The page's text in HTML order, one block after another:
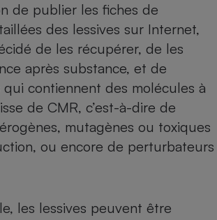
de publier les fiches de
des lessives sur Internet,
de les récupérer, de les
après substance, et de
qui contiennent des molécules à
de CMR, c’est-à-dire de
mutagènes ou toxiques
ou encore de perturbateurs
les lessives peuvent être